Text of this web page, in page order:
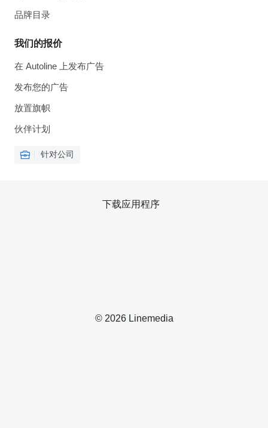
品牌目录
我们的报价
在 Autoline 上发布广告
发布您的广告
放置旗帜
伙伴计划
针对公司
© 2026 Linemedia
下载应用程序